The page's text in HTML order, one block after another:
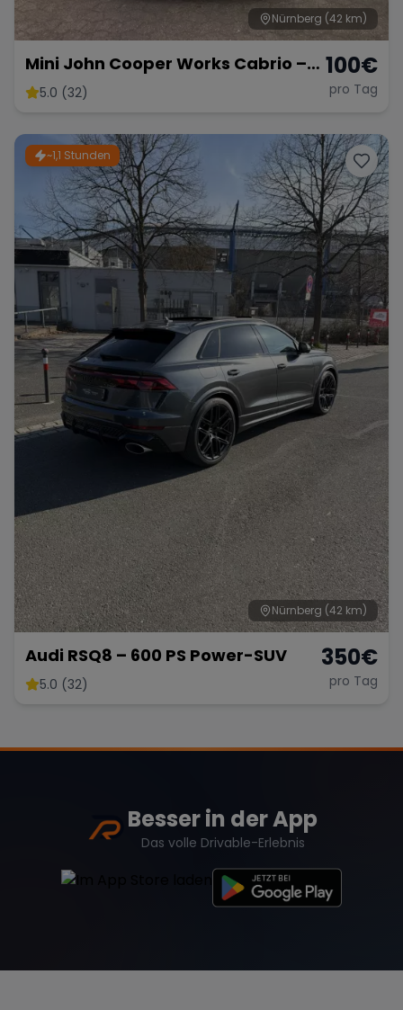
Nürnberg (42 km)
Mini John Cooper Works Cabrio –
Fahrspaß Offenes Verdeck
5.0 (32)
100€
pro Tag
~1,1 Stunden
Nürnberg (42 km)
Audi RSQ8 – 600 PS Power-SUV
5.0 (32)
350€
pro Tag
Besser in der App
Das volle Drivable-Erlebnis